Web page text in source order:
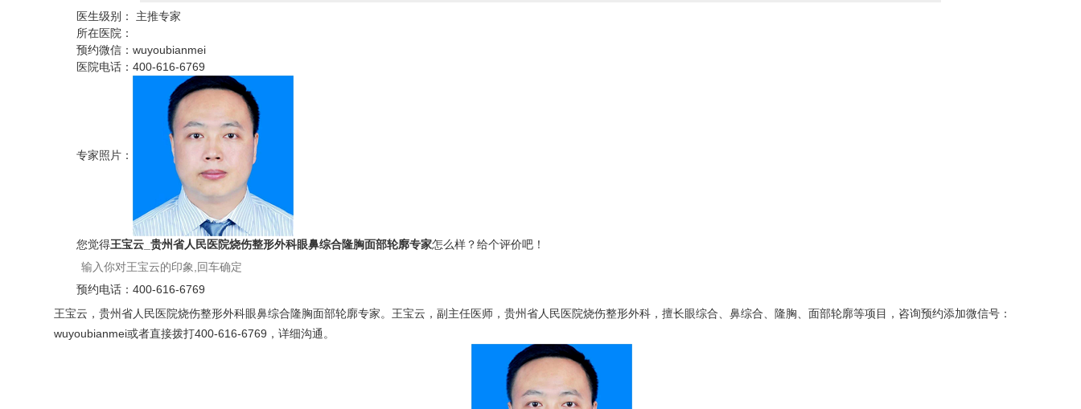
医生级别：
主推专家
所在医院：
预约微信：wuyoubianmei
医院电话：400-616-6769
专家照片：
您觉得王宝云_贵州省人民医院烧伤整形外科眼鼻综合隆胸面部轮廓专家怎么样？给个评价吧！
预约电话：400-616-6769
王宝云，贵州省人民医院烧伤整形外科眼鼻综合隆胸面部轮廓专家。王宝云，副主任医师，贵州省人民医院烧伤整形外科，擅长眼综合、鼻综合、隆胸、面部轮廓等项目，咨询预约添加微信号：
wuyoubianmei或者直接拨打400-616-6769，详细沟通。